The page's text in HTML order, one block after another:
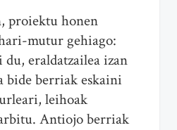
proiektu honen
mutur gehiago:
eraldatzailea izan
bide berriak eskaini
leihoak
Antiojo berriak